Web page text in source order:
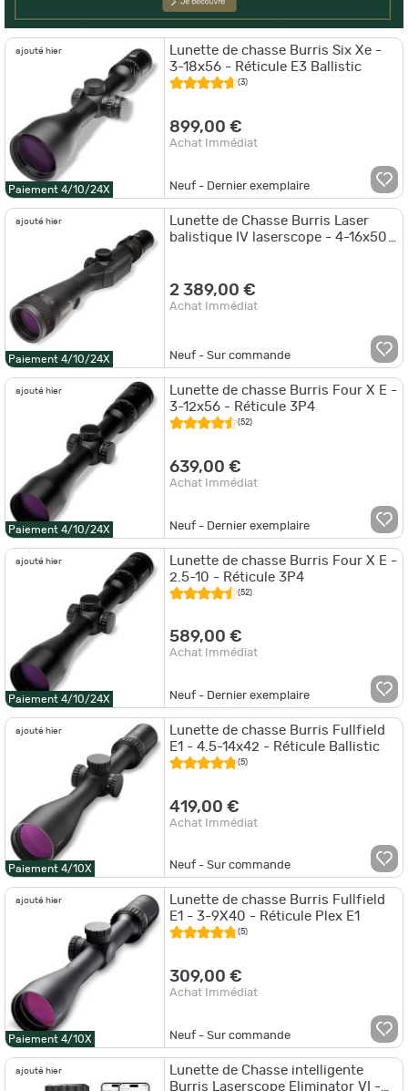
ajouté hier
Paiement 4/10/24X
Lunette de chasse Burris Six Xe -
3-18x56 - Réticule E3 Ballistic
(3)
899,00 €
Achat Immédiat
Neuf - Dernier exemplaire
ajouté hier
Paiement 4/10/24X
Lunette de Chasse Burris Laser
balistique IV laserscope - 4-16x50
2 389,00 €
Achat Immédiat
Neuf - Sur commande
ajouté hier
Paiement 4/10/24X
Lunette de chasse Burris Four X E -
3-12x56 - Réticule 3P4
(52)
639,00 €
Achat Immédiat
Neuf - Dernier exemplaire
ajouté hier
Paiement 4/10/24X
Lunette de chasse Burris Four X E -
2.5-10 - Réticule 3P4
(52)
589,00 €
Achat Immédiat
Neuf - Dernier exemplaire
ajouté hier
Paiement 4/10X
Lunette de chasse Burris Fullfield
E1 - 4.5-14x42 - Réticule Ballistic
(5)
419,00 €
Achat Immédiat
Neuf - Sur commande
ajouté hier
Paiement 4/10X
Lunette de chasse Burris Fullfield
E1 - 3-9X40 - Réticule Plex E1
(5)
309,00 €
Achat Immédiat
Neuf - Sur commande
ajouté hier
Lunette de Chasse intelligente
Burris Laserscope Eliminator VI -